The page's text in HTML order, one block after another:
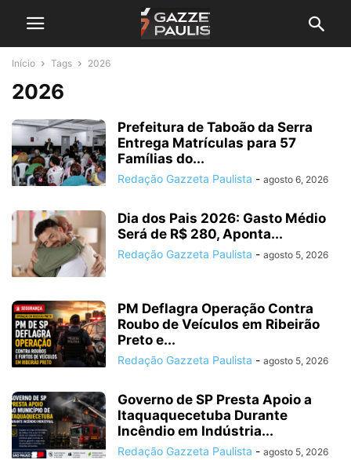
Início Tags 2026
2026
Prefeitura de Taboão da Serra
Entrega Matrículas para 57
Famílias do...
Redação Gazzeta Paulista - agosto 6, 2026
Dia dos Pais 2026: Gasto Médio
Será de R$ 280, Aponta...
Redação Gazzeta Paulista - agosto 5, 2026
PM Deflagra Operação Contra
Roubo de Veículos em Ribeirão
Preto e...
Redação Gazzeta Paulista - agosto 5, 2026
Governo de SP Presta Apoio a
Itaquaquecetuba Durante
Incêndio em Indústria...
Redação Gazzeta Paulista - agosto 5, 2026